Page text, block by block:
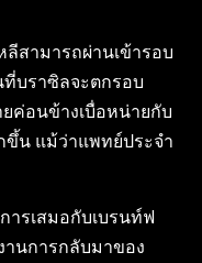
ลีสามารถผ่านเข้ารอบ
บราซิลจะตกรอบ
ค่อนข้างเบื่อหน่ายกับ
น แม้ว่าแพทย์ประจำ
ารเสมอกับเบรนท์ฟ
านการกลับมาของ